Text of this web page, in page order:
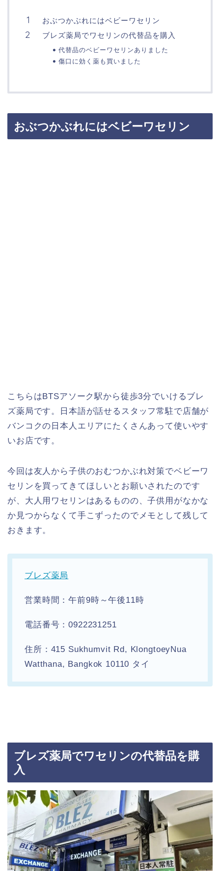
おぶつかぶれにはベビーワセリン
ブレズ薬局でワセリンの代替品を購入
代替品のベビーワセリンありました
傷口に効く薬も買いました
おぶつかぶれにはベビーワセリン
こちらはBTSアソーク駅から徒歩3分でいけるブレ
ズ薬局です。日本語が話せるスタッフ常駐で店舗が
バンコクの日本人エリアにたくさんあって使いやす
いお店です。
今回は友人から子供のおむつかぶれ対策でベビーワ
セリンを買ってきてほしいとお願いされたのです
が、大人用ワセリンはあるものの、子供用がなかな
か見つからなくて手こずったのでメモとして残して
おきます。
ブレズ薬局
営業時間：午前9時～午後11時
電話番号：0922231251
住所：415 Sukhumvit Rd, KlongtoeyNua
Watthana, Bangkok 10110 タイ
ブレズ薬局でワセリンの代替品を購
入